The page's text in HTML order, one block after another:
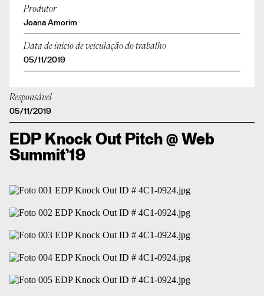
Produtor
Joana Amorim
Data de início de veiculação do trabalho
05/11/2019
Responsável
05/11/2019
EDP Knock Out Pitch @ Web
Summit’19